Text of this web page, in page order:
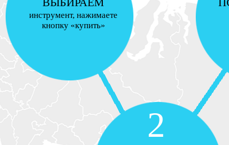
инструмент, нажимаете
кнопку «купить»
2